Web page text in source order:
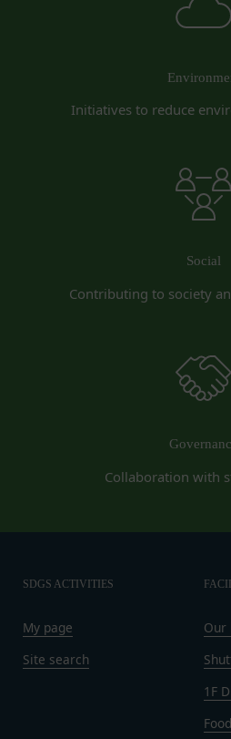
Initiatives to reduce
Social
Contributing to society
Collaboration with
SDGS ACTIVITIES
My page
Site search
Our
1F
る義務及び当該措置により会
第9条（当社が提供するコン
本サービスを通じて会員に提
す。）の著作権、商標権およ
は全て当社または当社にコン
侵害する行為を行わないもの
他掲載内容の全部または一部
会員は、前2項の規定に違反
題が生じた場合、自己の責任
たは不利益等を与えないもの
とし、当社がかかる権利を取
前項にかかわらず、会員は当
し、無償、地域無限定、非独
の作成、表示および実行（以
す。）に関する権利を付与